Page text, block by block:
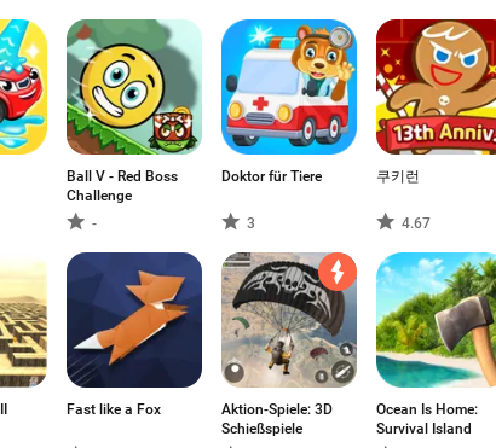
Ball V - Red Boss
Challenge
-
Doktor für Tiere
3
쿠키런
4.67
Fast like a Fox
Aktion-Spiele: 3D
Schießspiele
Ocean Is Home:
Survival Island